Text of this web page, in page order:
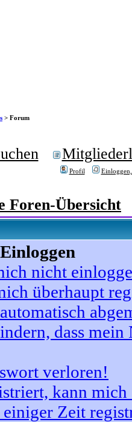
> Forum
Profil
Foren-Übersicht
nicht
überhaupt
dass
verloren!
kann
Zeit